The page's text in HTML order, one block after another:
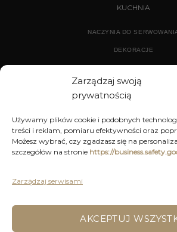
Zarządzaj swoją
prywatnością
Używamy plików cookie i podobnych
treści i reklam, pomiaru efektywności oraz
Możesz wybrać, czy zgadzasz się na
szczegółów na stronie https://
Zarządzaj serwisami
AKCEPTUJ
KUCHNIA
NACZYNIA DO
DEKORACJE
DEKORACJE
KUCHNIA